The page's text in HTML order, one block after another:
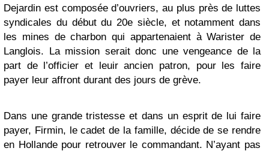
Dejardin est composée d’ouvriers, au plus près de luttes
syndicales du début du 20e siècle, et notamment dans
les mines de charbon qui appartenaient à Warister de
Langlois. La mission serait donc une vengeance de la
part de l’officier et leuir ancien patron, pour les faire
payer leur affront durant des jours de grève.
Dans une grande tristesse et dans un esprit de lui faire
payer, Firmin, le cadet de la famille, décide de se rendre
en Hollande pour retrouver le commandant. N’ayant pas